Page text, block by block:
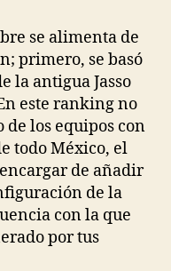
se alimenta de
primero, se basó
la antigua Jasso
este ranking no
los equipos con
todo México, el
de añadir
de la
con la que
por tus